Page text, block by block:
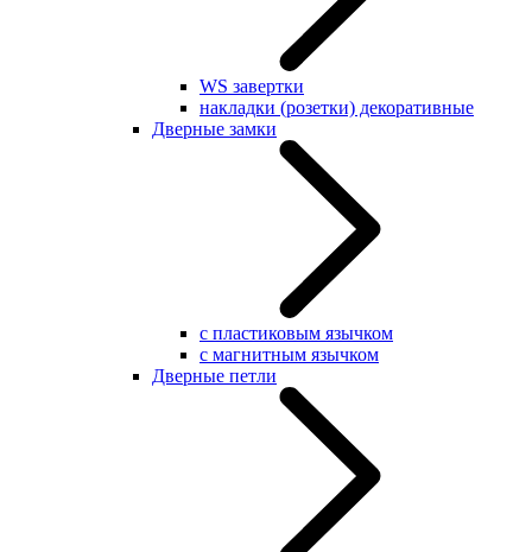
WS завертки
накладки (розетки) декоративные
Дверные замки
с пластиковым язычком
с магнитным язычком
Дверные петли